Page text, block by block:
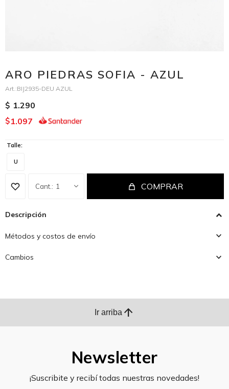
ARO PIEDRAS SOFIA - AZUL
BIJ2935-DEU AZUL
$ 1.290
$1.097
Talle:
U
1 COMPRAR
Descripción
Métodos y costos de envío
Cambios
Ir arriba arrow_upward
Newsletter
¡Suscribite y recibí todas nuestras novedades!